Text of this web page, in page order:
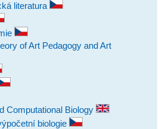
literatura
of Art Pedagogy and Art
Computational Biology
biologie